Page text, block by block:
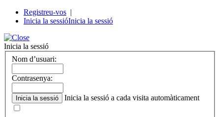
Registreu-vos |
Inicia la sessióInicia la sessió
Inicia la sessió
Nom d’usuari:
Contrasenya:
Inicia la sessió a cada visita automàticament